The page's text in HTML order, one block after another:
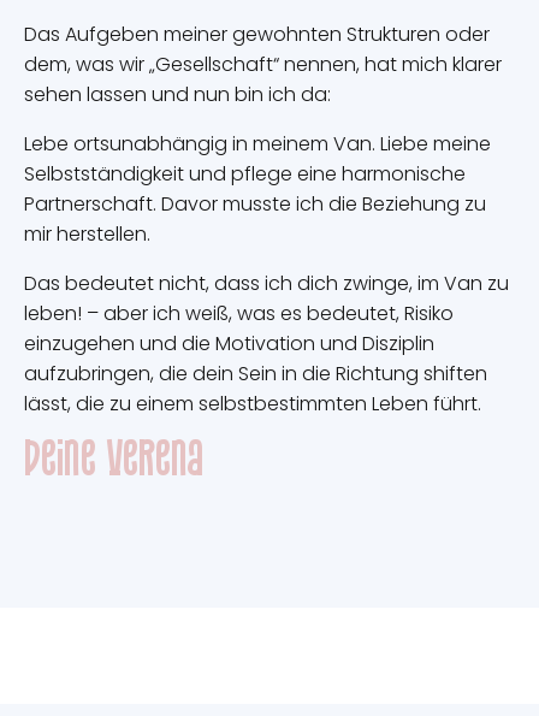
Das Aufgeben meiner gewohnten Strukturen oder
dem, was wir „Gesellschaft“ nennen, hat mich klarer
sehen lassen und nun bin ich da:
Lebe ortsunabhängig in meinem Van. Liebe meine
Selbstständigkeit und pflege eine harmonische
Partnerschaft. Davor musste ich die Beziehung zu
mir herstellen.
Das bedeutet nicht, dass ich dich zwinge, im Van zu
leben! – aber ich weiß, was es bedeutet, Risiko
einzugehen und die Motivation und Disziplin
aufzubringen, die dein Sein in die Richtung shiften
lässt, die zu einem selbstbestimmten Leben führt.
deine Verena